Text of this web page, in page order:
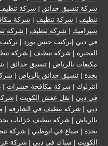
شركة تنسيق حدائق | شركة
تنظيف | شركة تنظيف | شركة
سيراميك | شركة تنظيف | شركة
في دبي |تركيب جبس بورد |
الفجيرة | شركة تنظيف | شركة
مكيفات بالرياض | تنسيق حدائق |
بجدة | تنسيق حدائق بالرياض |
انترلوك | شركة مكافحة حشرات |
في دبي | نقل عفش الكويت |
دبي | شركة تنظيف في الشارقة |
بالرياض | شركه تنظيف خزانات
بجدة | صباغ في ابوظبي | شركة
الكويت | سباك في دبي | شركة